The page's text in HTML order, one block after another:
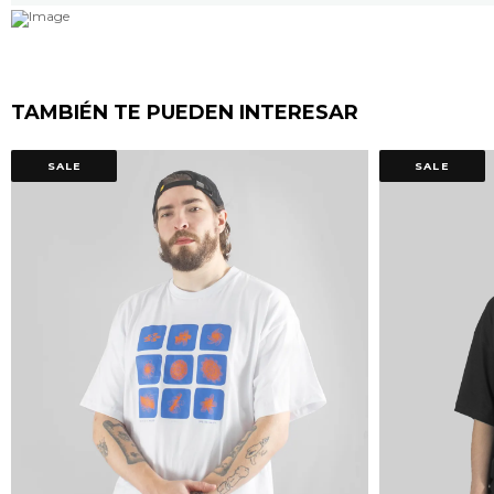
TAMBIÉN TE PUEDEN INTERESAR
SALE SALE